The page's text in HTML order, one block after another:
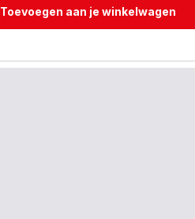
XL
met
Toevoegen aan je winkelwagen